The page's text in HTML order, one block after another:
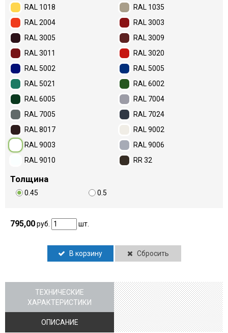
RAL 1018
RAL 1035
RAL 2004
RAL 3003
RAL 3005
RAL 3009
RAL 3011
RAL 3020
RAL 5002
RAL 5005
RAL 5021
RAL 6002
RAL 6005
RAL 7004
RAL 7005
RAL 7024
RAL 8017
RAL 9002
RAL 9003
RAL 9006
RAL 9010
RR 32
Толщина
0.45 0.5
795,00руб. шт.
В корзину Сбросить
ТЕХНИЧЕСКИЕ
ХАРАКТЕРИСТИКИ
ОПИСАНИЕ